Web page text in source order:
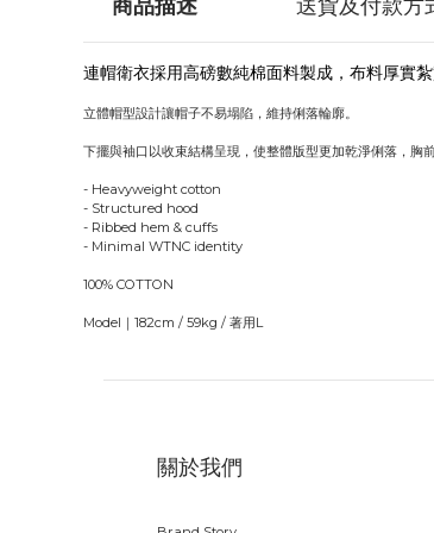
連帽衛衣採用高磅數純棉面料製成，布料厚實
立體帽型設計讓帽子不易塌陷，維持俐落輪廓。
下擺與袖口以收束結構呈現，使整體版型更加乾淨俐落，胸
- Heavyweight cotton
- Structured hood
- Ribbed hem & cuffs
- Minimal WTNC identity
100% COTTON
Model｜182cm / 59kg / 著用L
關於我們